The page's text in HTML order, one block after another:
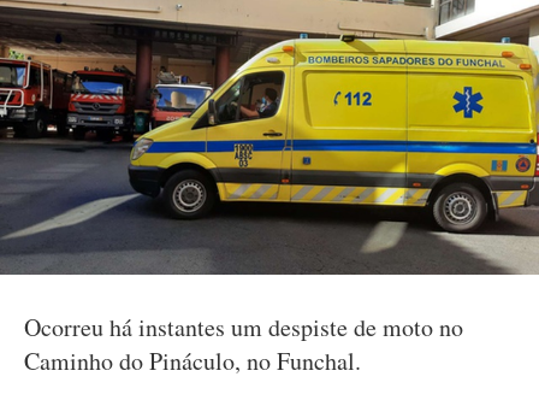
Ocorreu há instantes um despiste de moto no
Caminho do Pináculo, no Funchal.